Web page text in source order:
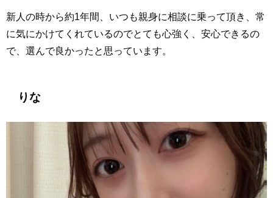
新人の時から約1年間、いつも親身に相談に乗って頂き、常
に気にかけてくれているのでとても心強く、安心できるの
で、選んで良かったと思っています。
りな